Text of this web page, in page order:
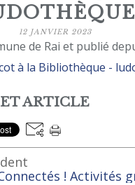
12 JANVIER 2023
de Rai et publié
ARTICLE
! Activités